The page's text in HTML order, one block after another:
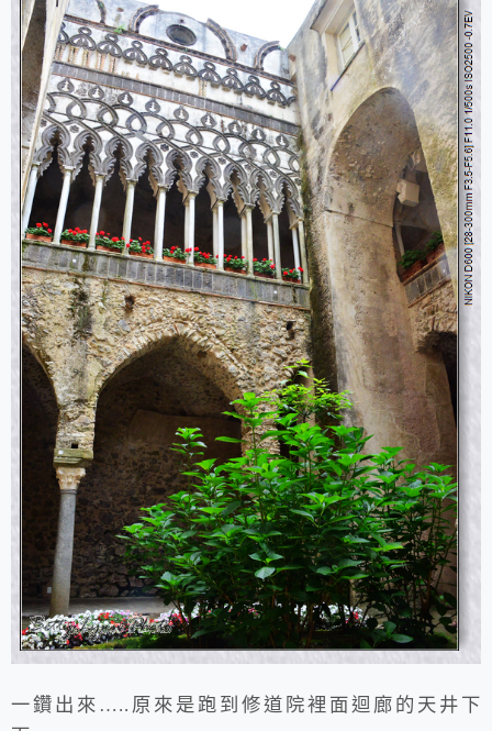
一鑽出來…..原來是跑到修道院裡面迴廊的天井下